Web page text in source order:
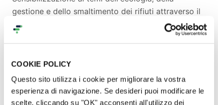
COOKIE POLICY
Questo sito utilizza i cookie per migliorare la vostra
esperienza di navigazione. Se desideri puoi modificare le
scelte, cliccando su "OK" acconsenti all'utilizzo dei
gestione e dello smaltimento dei rifiuti attraverso il
riutilizzo di materiali di scarto e attività di pulizia
collettiva di spazi comuni in collaborazione con
locali). Verrà coinvolta anche la
Municipalità attraverso la richiesta di partecipare
con l'invio di una ruspa e dei carrelli per trasportare
i rifiuti raccolti. Visiteremo le discariche di Deir